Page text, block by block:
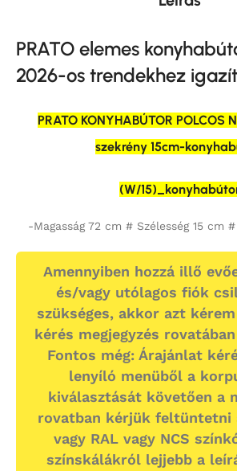
PRATO elemes
2026-os trendekhez
PRATO KONYHABÚTOR POLCOS
szekrény 15cm-
(W/
-Magasság 72 cm # Szélesség 15 cm
Amennyiben hozzá illő
és/vagy utólagos fiók
szükséges, akkor azt
kérés megjegyzés
Fontos még: Árajánlat
lenyíló menüből a
kiválasztását követően a
rovatban kérjük feltüntetni
vagy RAL vagy NCS
színskálákról lejjebb a